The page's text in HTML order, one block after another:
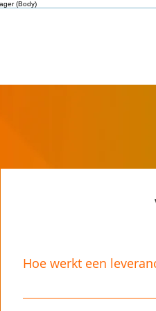
(Body)
Hoe werkt een
Bij VendorRating.com